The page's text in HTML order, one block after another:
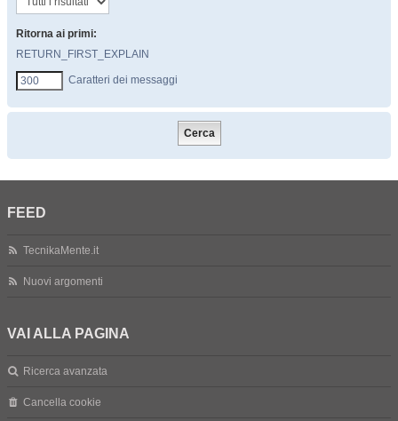
Ritorna ai primi:
RETURN_FIRST_EXPLAIN
Caratteri dei messaggi
FEED
TecnikaMente.it
Nuovi argomenti
VAI ALLA PAGINA
Ricerca avanzata
Cancella cookie